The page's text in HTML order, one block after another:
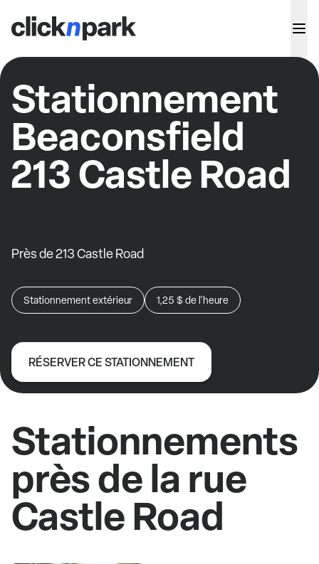
Stationnement
Beaconsfield
213 Castle Road
Près de 213 Castle Road
Stationnement extérieur 1,25 $ de l'heure
RÉSERVER CE STATIONNEMENT
Stationnements
près de la rue
Castle Road